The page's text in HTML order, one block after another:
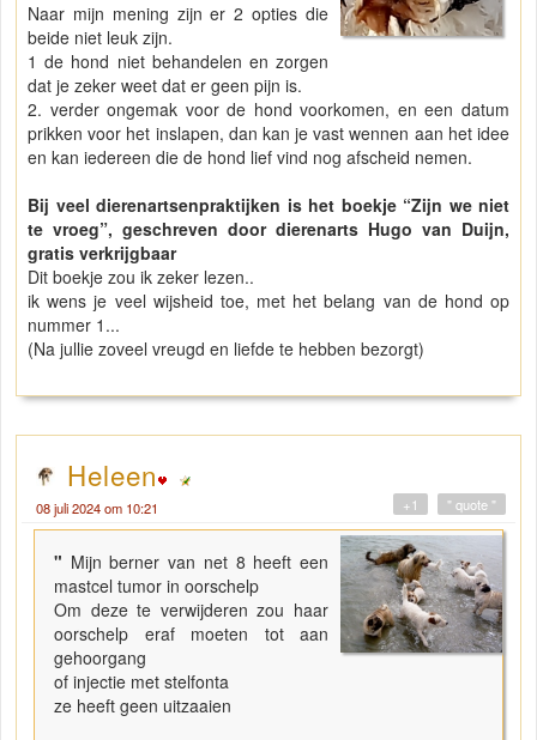
Naar mijn mening zijn er 2 opties die
beide niet leuk zijn.
1 de hond niet behandelen en zorgen
dat je zeker weet dat er geen pijn is.
2. verder ongemak voor de hond voorkomen, en een datum
prikken voor het inslapen, dan kan je vast wennen aan het idee
en kan iedereen die de hond lief vind nog afscheid nemen.
Bij veel dierenartsenpraktijken is het boekje “Zijn we niet
te vroeg”, geschreven door dierenarts Hugo van Duijn,
gratis verkrijgbaar
Dit boekje zou ik zeker lezen..
ik wens je veel wijsheid toe, met het belang van de hond op
nummer 1...
(Na jullie zoveel vreugd en liefde te hebben bezorgt)
Heleen
08 juli 2024 om 10:21 " quote "
+1
" Mijn berner van net 8 heeft een
mastcel tumor in oorschelp
Om deze te verwijderen zou haar
oorschelp eraf moeten tot aan
gehoorgang
of injectie met stelfonta
ze heeft geen uitzaaien